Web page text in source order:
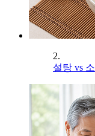
2.
설탕 vs